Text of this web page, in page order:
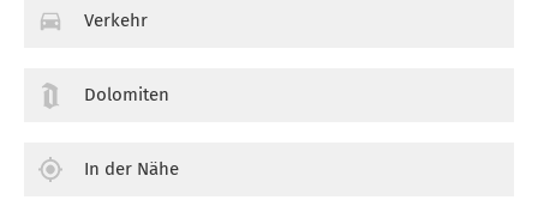
Verkehr
Dolomiten
In der Nähe